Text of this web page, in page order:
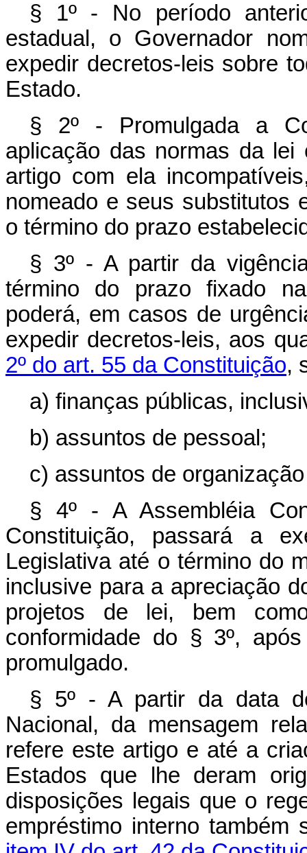
§ 1º - No período
estadual, o Governador
expedir decretos-leis sobre
Estado.
§ 2º - Promulgada a
aplicação das normas da
artigo com ela
nomeado e seus substitutos
o término do prazo
§ 3º - A partir da
término do prazo fixado
poderá, em casos de
expedir decretos-leis, aos
2º do art. 55 da Constituição,
a) finanças públicas,
b) assuntos de pessoal;
c) assuntos de
§ 4º - A Assembléia
Constituição, passará a
Legislativa até o término do
inclusive para a apreciação
projetos de lei, bem
conformidade do § 3º,
promulgado.
§ 5º - A partir da data
Nacional, da mensagem
refere este artigo e até a
Estados que lhe deram
disposições legais que o
empréstimo interno também